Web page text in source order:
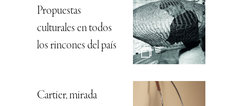
Propuestas
culturales en todos
los rincones del país
Cartier, mirada